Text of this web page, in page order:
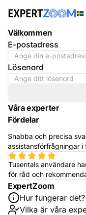
Välkommen
E-postadress
Lösenord
Våra experter
Fördelar
Snabba och precisa
assistansförfrågningar
Tusentals användare
för råd och
ExpertZoom
Hur fungerar det?
Vilka är våra